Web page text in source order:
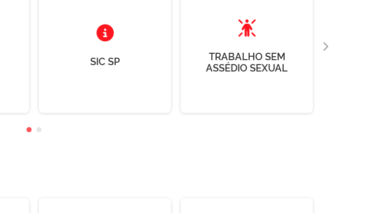
SIC SP
TRABALHO SEM
ASSÉDIO SEXUAL